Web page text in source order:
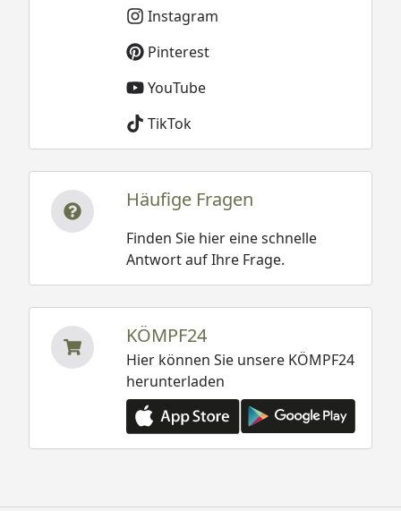
Instagram
Pinterest
YouTube
TikTok
Häufige Fragen
Finden Sie hier eine schnelle
Antwort auf Ihre Frage.
KÖMPF24
Hier können Sie unsere KÖMPF24
herunterladen